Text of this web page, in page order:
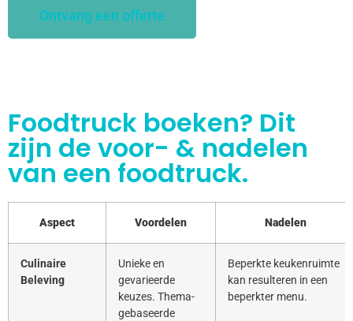
Ontvang een offerte
Foodtruck boeken? Dit
zijn de voor- & nadelen
van een foodtruck.
Aspect Voordelen Nadelen
Culinaire
Beleving
Unieke en
gevarieerde
keuzes. Thema-
gebaseerde
Beperkte keukenruimte
kan resulteren in een
beperkter menu.